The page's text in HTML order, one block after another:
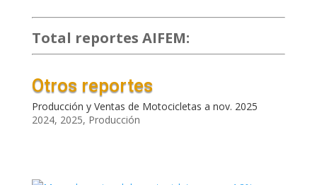
Total reportes AIFEM:
Otros reportes
Producción y Ventas de Motocicletas a nov. 2025
2024, 2025, Producción